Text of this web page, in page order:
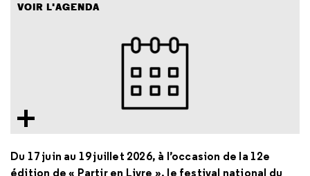
VOIR L'AGENDA
Du 17 juin au 19 juillet 2026, à l’occasion de la 12e
édition de « Partir en Livre », le festival national du